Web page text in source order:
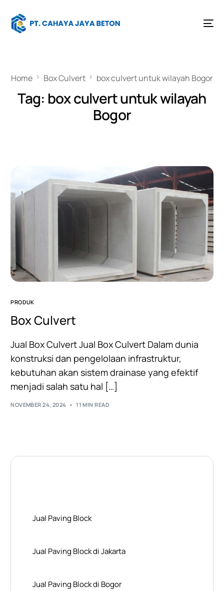
Home Box Culvert box culvert untuk wilayah Bogor
Tag: box culvert untuk wilayah
Bogor
PRODUK
Box Culvert
Jual Box Culvert Jual Box Culvert Dalam dunia
konstruksi dan pengelolaan infrastruktur,
kebutuhan akan sistem drainase yang efektif
menjadi salah satu hal […]
NOVEMBER 24, 2024 11 MIN READ
Jual Paving Block
Jual Paving Block di Jakarta
Jual Paving Block di Bogor